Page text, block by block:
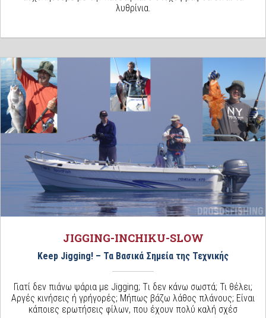
λυθρίνια.
JIGGING-INCHIKU-SLOW
Keep Jigging! – Τα Βασικά Σημεία της Τεχνικής
Γιατί δεν πιάνω ψάρια με Jigging; Tι δεν κάνω σωστά; Τι θέλει;
Αργές κινήσεις ή γρήγορές; Μήπως βάζω λάθος πλάνους; Είναι
κάποιες ερωτήσεις φίλων, που έχουν πολύ καλή σχέσ